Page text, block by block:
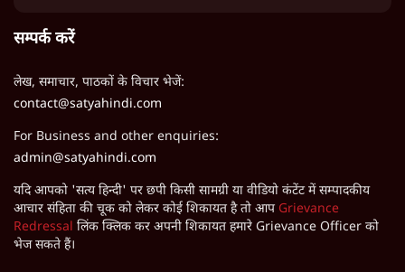
सम्पर्क करें
लेख, समाचार, पाठकों के विचार भेजें:
contact@satyahindi.com
For Business and other enquiries:
admin@satyahindi.com
यदि आपको 'सत्य हिन्दी' पर छपी किसी सामग्री या वीडियो कंटेंट में सम्पादकीय
आचार संहिता की चूक को लेकर कोई शिकायत है तो आप Grievance
Redressal लिंक क्लिक कर अपनी शिकायत हमारे Grievance Officer को
भेज सकते हैं।